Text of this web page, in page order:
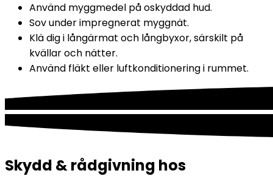
Använd myggmedel på oskyddad hud.
Sov under impregnerat myggnät.
Klä dig i långärmat och långbyxor, särskilt på
kvällar och nätter.
Använd fläkt eller luftkonditionering i rummet.
Skydd & rådgivning hos